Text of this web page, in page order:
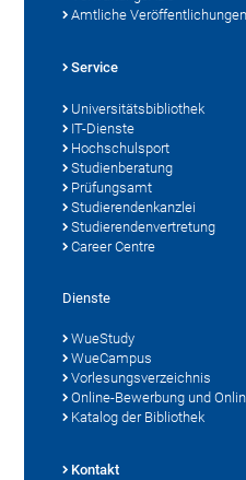
Amtliche Veröffentlichungen
Service
Universitätsbibliothek
IT-Dienste
Hochschulsport
Studienberatung
Prüfungsamt
Studierendenkanzlei
Studierendenvertretung
Career Centre
Dienste
WueStudy
WueCampus
Vorlesungsverzeichnis
Online-Bewerbung und
Katalog der Bibliothek
Kontakt